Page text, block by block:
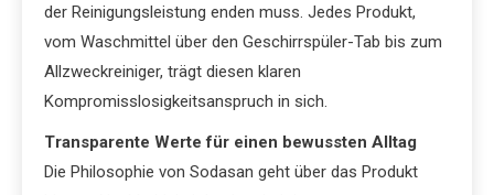
der Reinigungsleistung enden muss. Jedes Produkt,
vom Waschmittel über den Geschirrspüler-Tab bis zum
Allzweckreiniger, trägt diesen klaren
Kompromisslosigkeitsanspruch in sich.
Transparente Werte für einen bewussten Alltag
Die Philosophie von Sodasan geht über das Produkt